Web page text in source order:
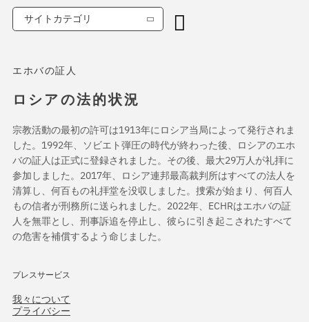
エホバの証人
ロシアの法的状況
宗教活動の最初の許可は1913年にロシア当局によって発行されま
した。1992年、ソビエト弾圧の時代が終わった後、ロシアのエホ
バの証人は正式に登録されました。その後、最大29万人が礼拝に
参加しました。2017年、ロシア連邦最高裁判所はすべての法人を
清算し、何百もの礼拝堂を没収しました。捜索が始まり、何百人
もの信者が刑務所に送られました。2022年、ECHRはエホバの証
人を無罪とし、刑事訴追を停止し、彼らに引き起こされたすべて
の危害を補償するよう命じました。
プレスサービス
我々について
プライバシー
サイトカテゴリ